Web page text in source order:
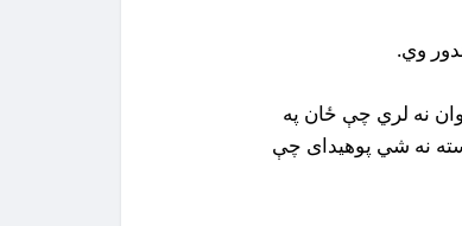
نه لري چې ځان په
نه شي پوهیدای چې